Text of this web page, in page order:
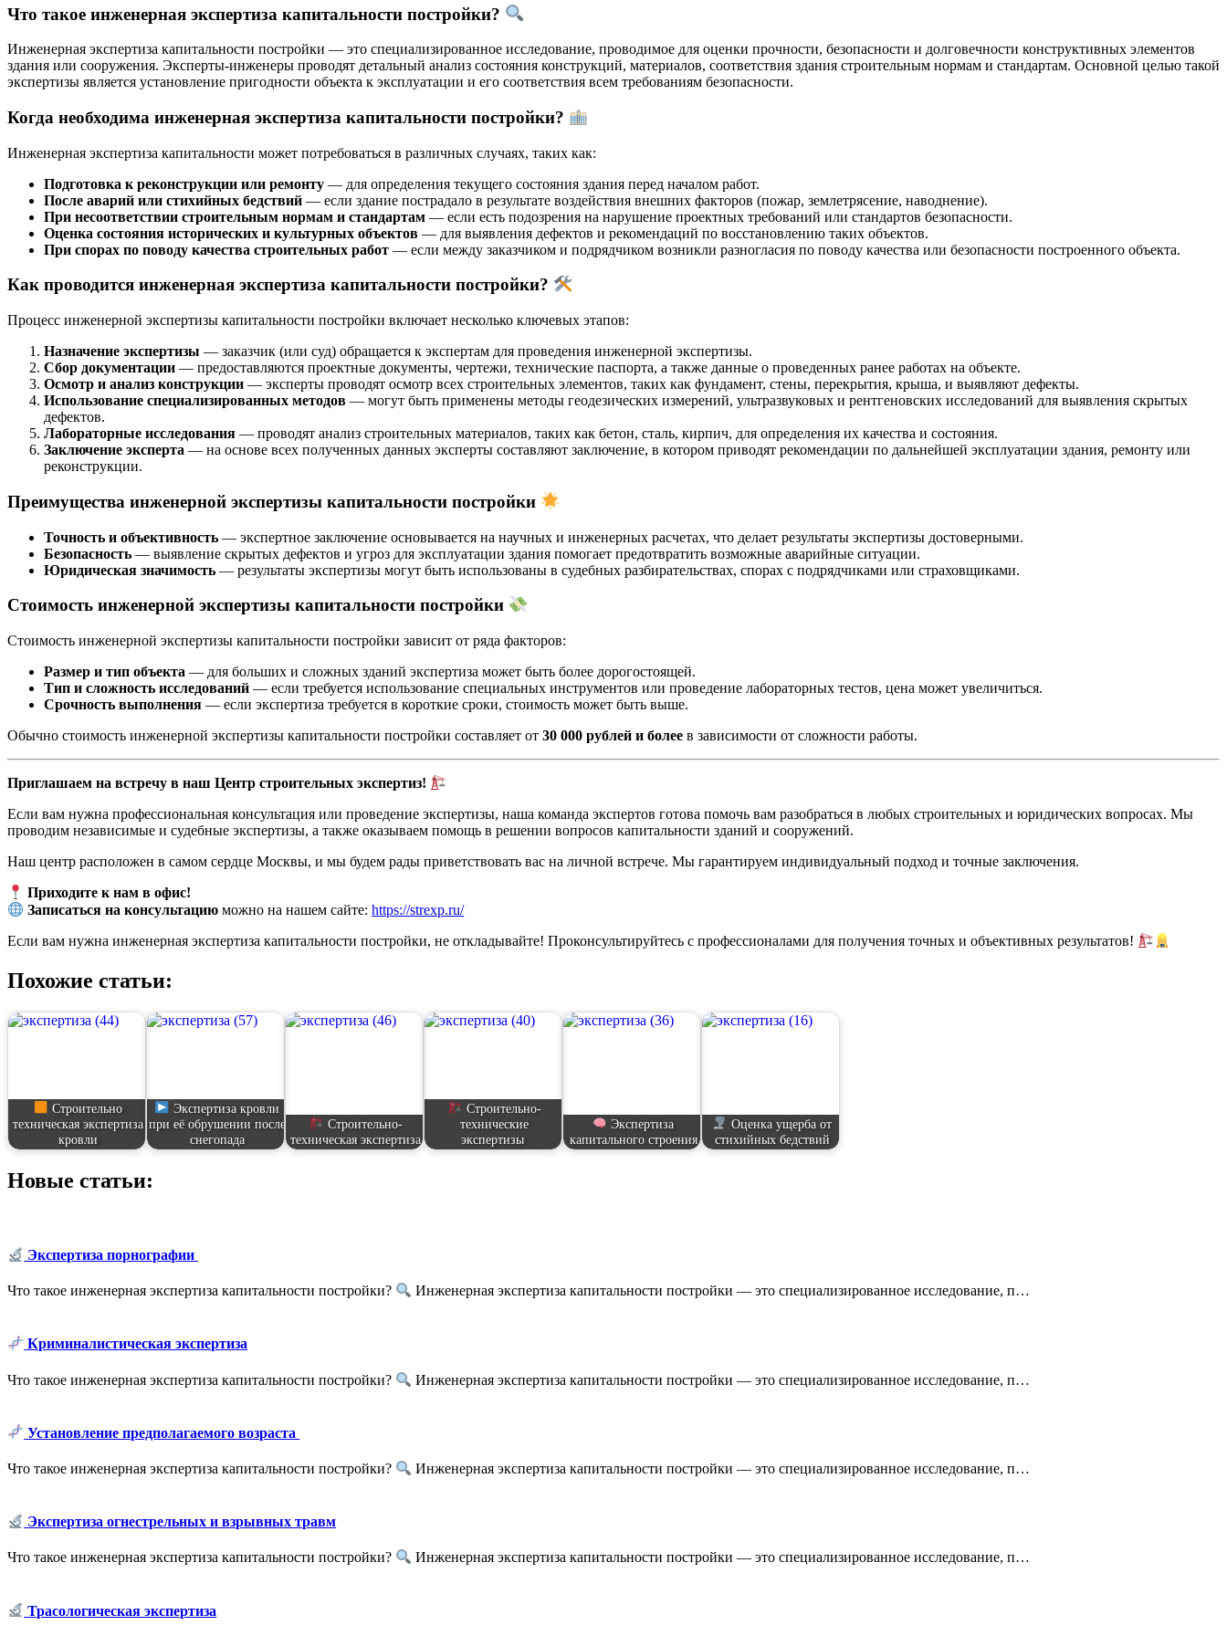
Что такое инженерная экспертиза капитальности постройки?
Инженерная экспертиза капитальности постройки — это специализированное исследование, проводимое для оценки прочности, безопасности и долговечности конструктивных элементов
здания или сооружения. Эксперты-инженеры проводят детальный анализ состояния конструкций, материалов, соответствия здания строительным нормам и стандартам. Основной целью такой
экспертизы является установление пригодности объекта к эксплуатации и его соответствия всем требованиям безопасности.
Когда необходима инженерная экспертиза капитальности постройки?
Инженерная экспертиза капитальности может потребоваться в различных случаях, таких как:
Подготовка к реконструкции или ремонту — для определения текущего состояния здания перед началом работ.
После аварий или стихийных бедствий — если здание пострадало в результате воздействия внешних факторов (пожар, землетрясение, наводнение).
При несоответствии строительным нормам и стандартам — если есть подозрения на нарушение проектных требований или стандартов безопасности.
Оценка состояния исторических и культурных объектов — для выявления дефектов и рекомендаций по восстановлению таких объектов.
При спорах по поводу качества строительных работ — если между заказчиком и подрядчиком возникли разногласия по поводу качества или безопасности построенного объекта.
Как проводится инженерная экспертиза капитальности постройки?
Процесс инженерной экспертизы капитальности постройки включает несколько ключевых этапов:
Назначение экспертизы — заказчик (или суд) обращается к экспертам для проведения инженерной экспертизы.
Сбор документации — предоставляются проектные документы, чертежи, технические паспорта, а также данные о проведенных ранее работах на объекте.
Осмотр и анализ конструкции — эксперты проводят осмотр всех строительных элементов, таких как фундамент, стены, перекрытия, крыша, и выявляют дефекты.
Использование специализированных методов — могут быть применены методы геодезических измерений, ультразвуковых и рентгеновских исследований для выявления скрытых
дефектов.
Лабораторные исследования — проводят анализ строительных материалов, таких как бетон, сталь, кирпич, для определения их качества и состояния.
Заключение эксперта — на основе всех полученных данных эксперты составляют заключение, в котором приводят рекомендации по дальнейшей эксплуатации здания, ремонту или
реконструкции.
Преимущества инженерной экспертизы капитальности постройки
Точность и объективность — экспертное заключение основывается на научных и инженерных расчетах, что делает результаты экспертизы достоверными.
Безопасность — выявление скрытых дефектов и угроз для эксплуатации здания помогает предотвратить возможные аварийные ситуации.
Юридическая значимость — результаты экспертизы могут быть использованы в судебных разбирательствах, спорах с подрядчиками или страховщиками.
Стоимость инженерной экспертизы капитальности постройки
Стоимость инженерной экспертизы капитальности постройки зависит от ряда факторов:
Размер и тип объекта — для больших и сложных зданий экспертиза может быть более дорогостоящей.
Тип и сложность исследований — если требуется использование специальных инструментов или проведение лабораторных тестов, цена может увеличиться.
Срочность выполнения — если экспертиза требуется в короткие сроки, стоимость может быть выше.
Обычно стоимость инженерной экспертизы капитальности постройки составляет от 30 000 рублей и более в зависимости от сложности работы.
Приглашаем на встречу в наш Центр строительных экспертиз!
Если вам нужна профессиональная консультация или проведение экспертизы, наша команда экспертов готова помочь вам разобраться в любых строительных и юридических вопросах. Мы
проводим независимые и судебные экспертизы, а также оказываем помощь в решении вопросов капитальности зданий и сооружений.
Наш центр расположен в самом сердце Москвы, и мы будем рады приветствовать вас на личной встрече. Мы гарантируем индивидуальный подход и точные заключения.
Приходите к нам в офис!
Записаться на консультацию можно на нашем сайте:https://strexp.ru/
Если вам нужна инженерная экспертиза капитальности постройки, не откладывайте! Проконсультируйтесь с профессионалами для получения точных и объективных результатов!
Похожие статьи:
Строительно
техническая экспертиза
кровли
Экспертиза кровли
при её обрушении после
снегопада
Строительно-
техническая экспертиза
Строительно-
технические
экспертизы
Экспертиза
капитального строения
Оценка ущерба от
стихийных бедствий
Новые статьи:
Экспертиза порнографии
Что такое инженерная экспертиза капитальности постройки? Инженерная экспертиза капитальности постройки — это специализированное исследование, п…
Криминалистическая экспертиза
Что такое инженерная экспертиза капитальности постройки? Инженерная экспертиза капитальности постройки — это специализированное исследование, п…
Установление предполагаемого возраста
Что такое инженерная экспертиза капитальности постройки? Инженерная экспертиза капитальности постройки — это специализированное исследование, п…
Экспертиза огнестрельных и взрывных травм
Что такое инженерная экспертиза капитальности постройки? Инженерная экспертиза капитальности постройки — это специализированное исследование, п…
Трасологическая экспертиза